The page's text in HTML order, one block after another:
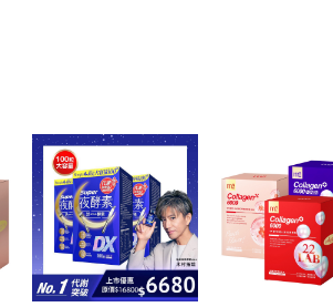
先徵得法定代理人或監護人之同意方可使用
號或使用他人資訊註冊。若發現惡意使用之情形，
有權停止該用戶之使用額度並採取法律行動。
查看運費
查看運費
查看運費